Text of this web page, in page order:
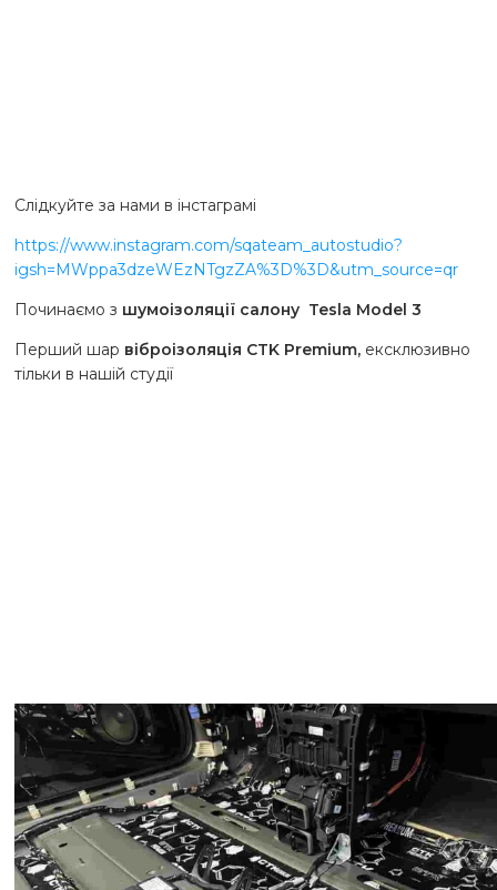
Слідкуйте за нами в інстаграмі
https://www.instagram.com/sqateam_autostudio?
igsh=MWppa3dzeWEzNTgzZA%3D%3D&utm_source=qr
Починаємо з шумоізоляції салону Tesla Model 3
Перший шар віброізоляція CTK Premium, ексклюзивно
тільки в нашій студії